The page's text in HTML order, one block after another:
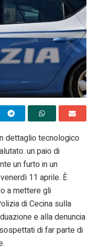
dettaglio tecnologico
un paio di
un furto in un
11 aprile. È
a mettere gli
di Cecina sulla
e alla denuncia
di far parte di